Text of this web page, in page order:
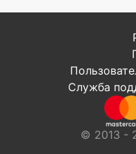
Служба
© 2013 -